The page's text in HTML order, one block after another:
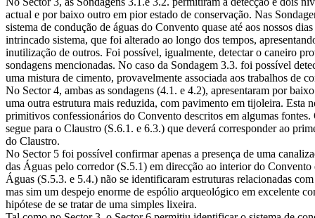
actual e por baixo outro em pior estado de conservação. Nas
sistema de condução de águas do Convento quase até aos nossos
intrincado sistema, que foi alterado ao longo dos tempos,
inutilização de outros. Foi possível, igualmente, detectar o caneiro
sondagens mencionadas. No caso da Sondagem 3.3. foi possível
uma mistura de cimento, provavelmente associada aos trabalhos de
No Sector 4, ambas as sondagens (4.1. e 4.2), apresentaram por
uma outra estrutura mais reduzida, com pavimento em tijoleira. Esta
primitivos confessionários do Convento descritos em algumas
segue para o Claustro (S.6.1. e 6.3.) que deverá corresponder ao
do Claustro.
No Sector 5 foi possível confirmar apenas a presença de uma
das Águas pelo corredor (S.5.1) em direcção ao interior do Convento
Águas (S.5.3. e 5.4.) não se identificaram estruturas relacionadas
mas sim um despejo enorme de espólio arqueológico em excelente
hipótese de se tratar de uma simples lixeira.